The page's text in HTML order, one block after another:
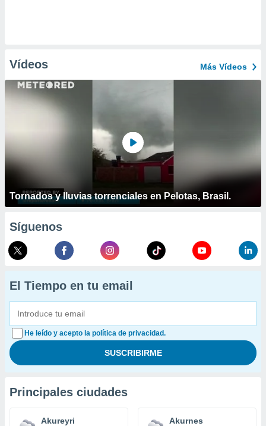
Vídeos Más Vídeos
Tornados y lluvias torrenciales en Pelotas, Brasil.
Síguenos
El Tiempo en tu email
He leído y acepto la política de privacidad.
Principales ciudades
Akureyri Akurnes